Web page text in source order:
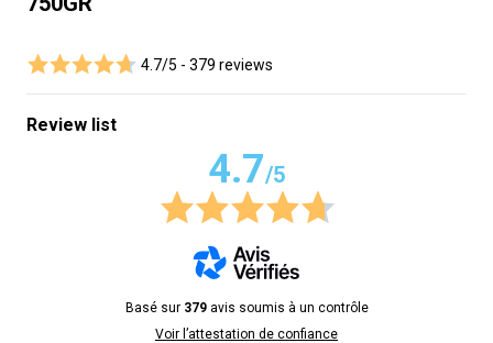
4.7/5 - 379 reviews
Review list
4.7/5
Basé sur 379avis soumis à un contrôle
Voir l’attestation de confiance